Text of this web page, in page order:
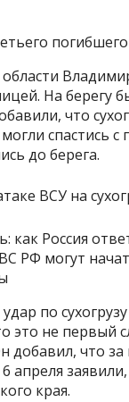
области
На
что
спастись
до берега.
Россия
РФ могут
по
это не первый
добавил, что
апреля
края.